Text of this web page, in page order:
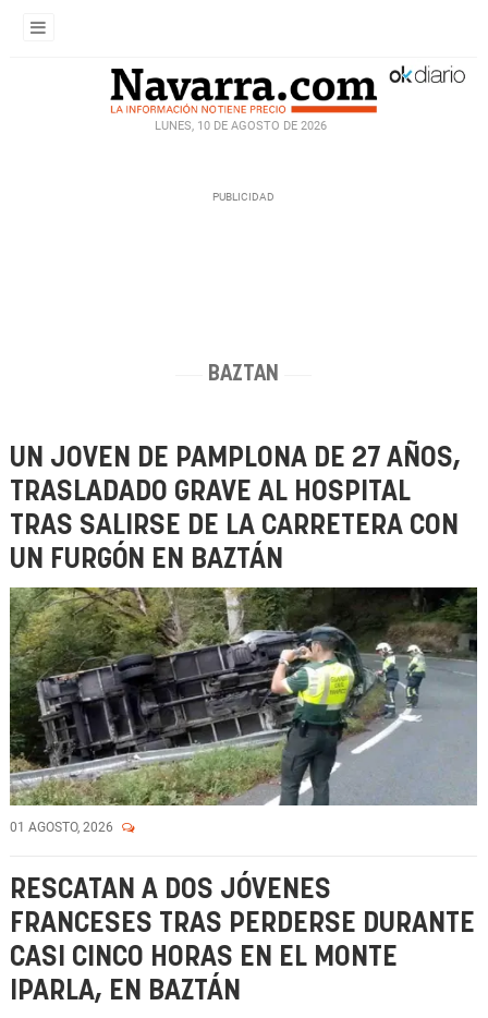
LUNES, 10 DE AGOSTO DE 2026
BAZTAN
UN JOVEN DE PAMPLONA DE 27 AÑOS,
TRASLADADO GRAVE AL HOSPITAL
TRAS SALIRSE DE LA CARRETERA CON
UN FURGÓN EN BAZTÁN
01 AGOSTO, 2026
RESCATAN A DOS JÓVENES
FRANCESES TRAS PERDERSE DURANTE
CASI CINCO HORAS EN EL MONTE
IPARLA, EN BAZTÁN